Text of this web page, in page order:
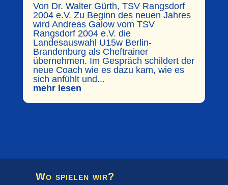
Von Dr. Walter Gürth, TSV Rangsdorf
2004 e.V. Zu Beginn des neuen Jahres
wird Andreas Galow vom TSV
Rangsdorf 2004 e.V. die
Landesauswahl U15w Berlin-
Brandenburg als Cheftrainer
übernehmen. Im Gespräch schildert der
neue Coach wie es dazu kam, wie es
sich anfühlt und...
mehr lesen
Wo spielen wir?